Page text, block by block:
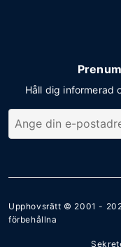
Håll dig informerad
Upphovsrätt © 2001 -
förbehållna